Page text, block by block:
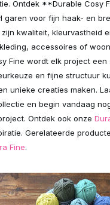
Ontdek **Durable Cosy
garen voor fijn haak- en
kwaliteit, kleurvastheid
accessoires of
Fine wordt elk project een
en fijne structuur
unieke creaties maken.
en begin vandaag
Ontdek ook onze
Gerelateerde
Fine.